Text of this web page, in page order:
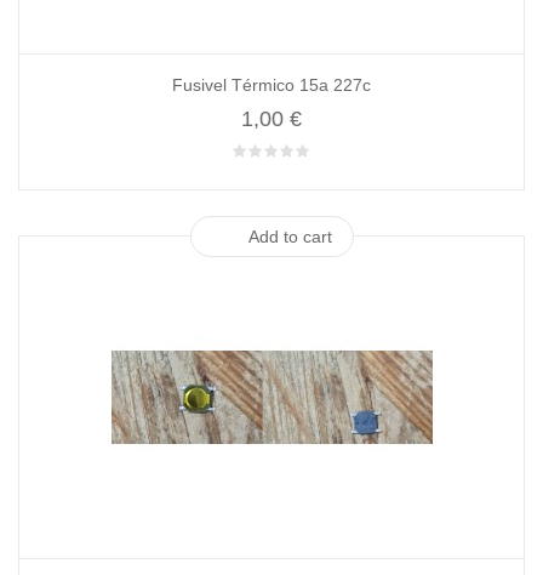
Fusivel Térmico 15a 227c
1,00 €
Add to cart